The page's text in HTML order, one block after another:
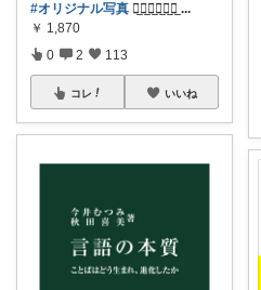
#オリジナル写真 何̲回̲説̲明̲し̲て̲ ...
￥ 1,870
0 2 113
コレ いいね